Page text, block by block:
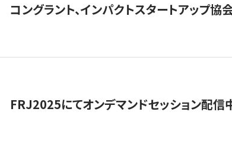
コングラント、インパクトスタートアップ
FRJ2025にてオンデマンドセッション配信